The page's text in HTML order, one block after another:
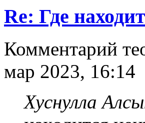
Re: Где
Комментарий
мар 2023, 16:14
Хуснулла